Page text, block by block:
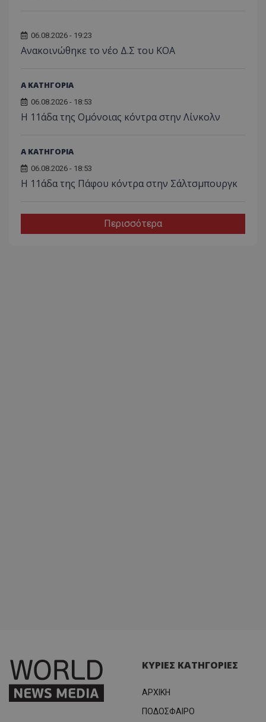
06.08.2026 - 19:23
Aνακοινώθηκε το νέο Δ.Σ του ΚΟΑ
Α ΚΑΤΗΓΟΡΙΑ
06.08.2026 - 18:53
Η 11άδα της Ομόνοιας κόντρα στην Λίνκολν
Α ΚΑΤΗΓΟΡΙΑ
06.08.2026 - 18:53
Η 11άδα της Πάφου κόντρα στην Σάλτσμπουργκ
Περισσότερα
ΚΥΡΙΕΣ ΚΑΤΗΓΟΡΙΕΣ
ΑΡΧΙΚΗ
ΠΟΔΟΣΦΑΙΡΟ